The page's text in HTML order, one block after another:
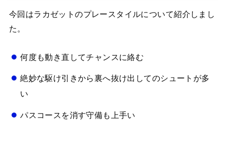
今回はラカゼットのプレースタイルについて紹介しまし
た。
何度も動き直してチャンスに絡む
絶妙な駆け引きから裏へ抜け出してのシュートが多
い
パスコースを消す守備も上手い